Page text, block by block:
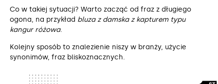
Co w takiej sytuacji? Warto zacząć od fraz z długiego
ogona, na przykład bluza z damska z kapturem typu
kangur różowa.
Kolejny sposób to znalezienie niszy w branży, użycie
synonimów, fraz bliskoznacznych.